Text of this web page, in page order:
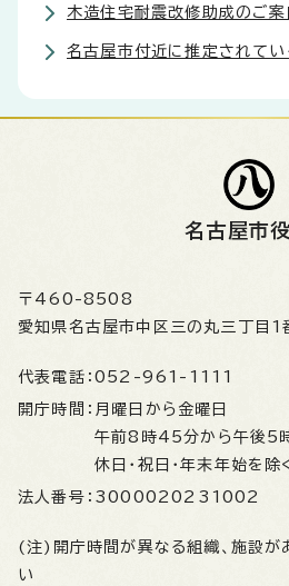
木造住宅耐震改修助成のご案
名古屋市付近に推定されて
名古屋市
〒460-8508
愛知県名古屋市中区三の丸三丁目1
代表電話： 052-961-1111
開庁時間： 月曜日から金曜日
午前8時45分から午後5
休日・祝日・年末年始を除
法人番号： 3000020231002
(注)開庁時間が異なる組織、施設が
い